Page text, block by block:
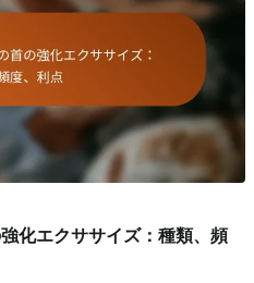
化エクササイズ：種類、頻